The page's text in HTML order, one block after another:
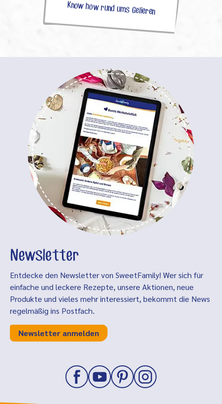
Know how rund ums Gelieren
Newsletter
Entdecke den Newsletter von SweetFamily! Wer sich für
einfache und leckere Rezepte, unsere Aktionen, neue
Produkte und vieles mehr interessiert, bekommt die News
regelmäßig ins Postfach.
Newsletter anmelden